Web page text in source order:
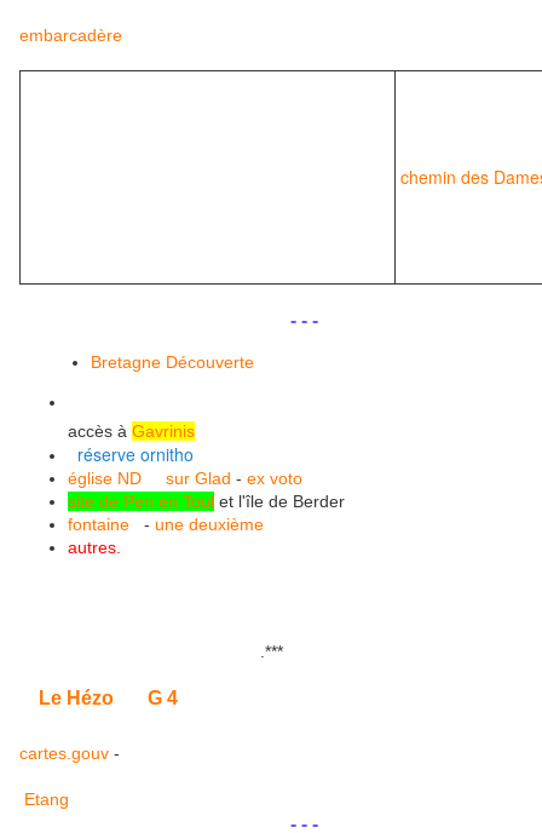
embarcadère
chemin des
- - -
Bretagne Découverte
accès à Gavrinis
réserve ornitho
église ND sur Glad - ex voto
site de Pen en Toul et l'île de Berder
fontaine
- une deuxième
autres.
.***
Le Hézo G 4
cartes.gouv -
Etang
- - -